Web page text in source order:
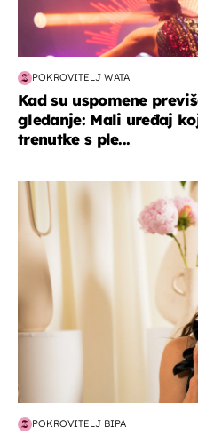
POKROVITELJ WATA
Kad su uspomene
gledanje: Mali uređaj
trenutke s ple...
moda & ljepota
POKROVITELJ BIPA